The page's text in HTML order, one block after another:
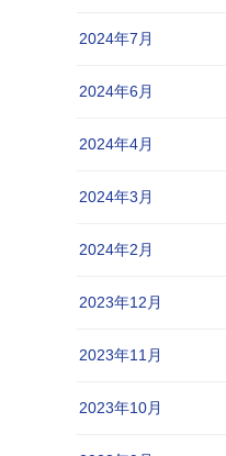
2024年7月
2024年6月
2024年4月
2024年3月
2024年2月
2023年12月
2023年11月
2023年10月